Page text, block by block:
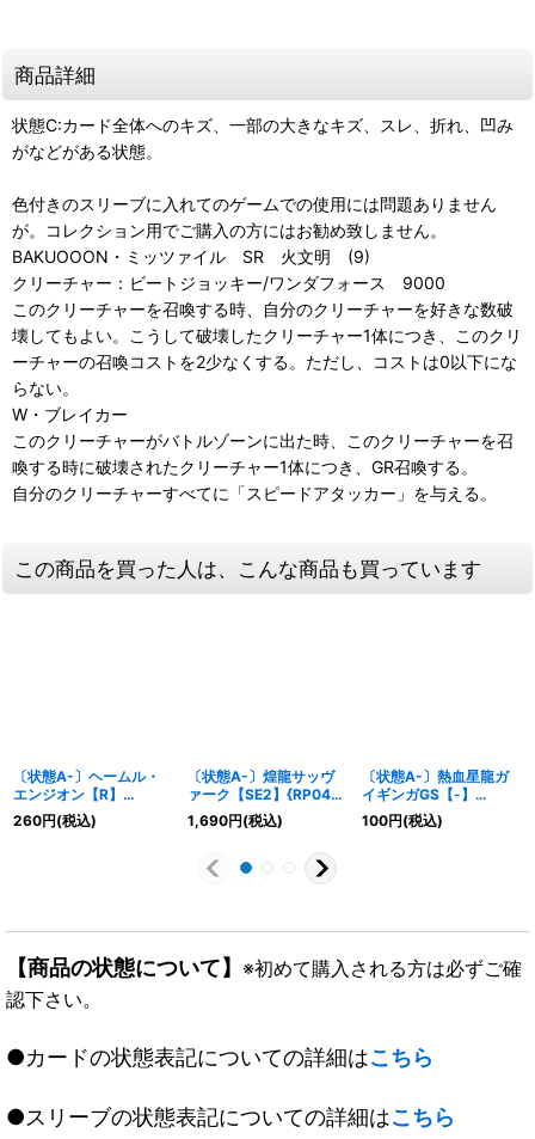
商品詳細
状態C:カード全体へのキズ、一部の大きなキズ、スレ、折れ、凹み
がなどがある状態。
色付きのスリーブに入れてのゲームでの使用には問題ありません
が。コレクション用でご購入の方にはお勧め致しません。
BAKUOOON・ミッツァイル SR 火文明 (9)
クリーチャー：ビートジョッキー/ワンダフォース 9000
このクリーチャーを召喚する時、自分のクリーチャーを好きな数破
壊してもよい。こうして破壊したクリーチャー1体につき、このクリ
ーチャーの召喚コストを2少なくする。ただし、コストは0以下にな
らない。
W・ブレイカー
このクリーチャーがバトルゾーンに出た時、このクリーチャーを召
喚する時に破壊されたクリーチャー1体につき、GR召喚する。
自分のクリーチャーすべてに「スピードアタッカー」を与える。
この商品を買った人は、こんな商品も買っています
〔状態A-〕ヘームル・
エンジオン【R】
{RP1019/103}《水》
260円(税込)
〔状態A-〕煌龍サッヴ
ァーク【SE2】{RP04裁
MD1秘2/MD1}《光》
1,690円(税込)
〔状態A-〕熱血星龍ガ
イギンガGS【-】
{SP0210/12}《火》
100円(税込)
【商品の状態について】 ※初めて購入される方は必ずご確
認下さい。
●カードの状態表記についての詳細はこちら
●スリーブの状態表記についての詳細はこちら